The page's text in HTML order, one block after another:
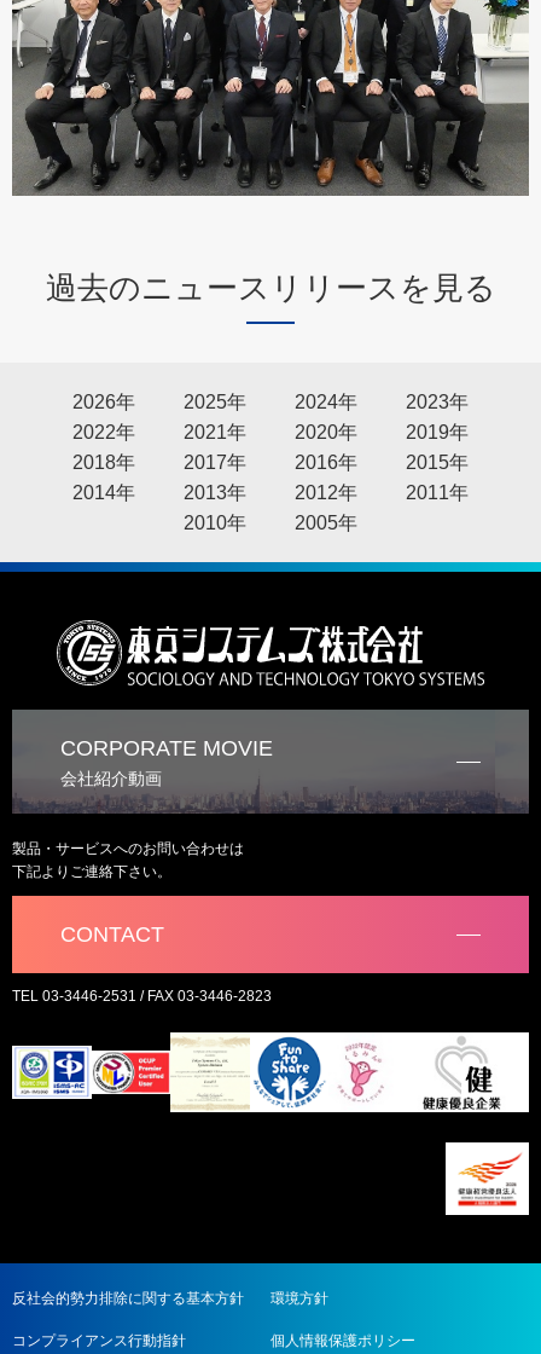
過去のニュースリリースを見る
2026年 2025年 2024年
2023年
2022年
2021年 2020年
2019年
2018年
2017年 2016年
2015年
2014年
2013年 2012年
2011年
2010年
2005年
CORPORATE MOVIE
会社紹介動画
製品・サービスへのお問い合わせは
下記よりご連絡下さい。
CONTACT
TEL 03-3446-2531 / FAX 03-3446-2823
反社会的勢力排除に関する基本方針 環境方針
コンプライアンス行動指針 個人情報保護ポリシー